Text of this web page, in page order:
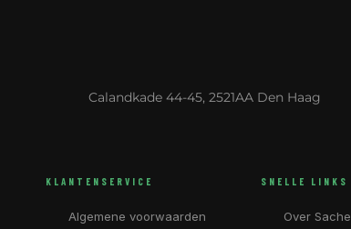
Calandkade 44-45, 2521AA Den Haag
KLANTENSERVICE
Algemene voorwaarden
SNELLE LINKS
Over Sache